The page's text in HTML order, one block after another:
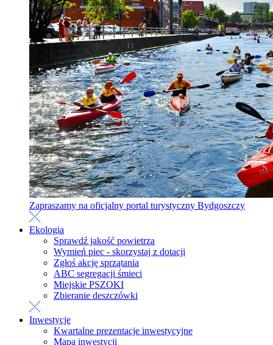
Zapraszamy na oficjalny portal turystyczny Bydgoszczy
Ekologia
Sprawdź jakość powietrza
Wymień piec - skorzystaj z dotacji
Zgłoś akcję sprzątania
ABC segregacji śmieci
Miejskie PSZOKI
Zbieranie deszczówki
Inwestycje
Kwartalne prezentacje inwestycyjne
Mapa inwestycji